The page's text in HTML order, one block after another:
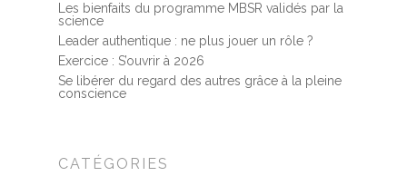
Les bienfaits du programme MBSR validés par la
science
Leader authentique : ne plus jouer un rôle ?
Exercice : S’ouvrir à 2026
Se libérer du regard des autres grâce à la pleine
conscience
CATÉGORIES